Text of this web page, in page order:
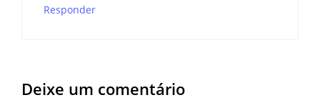
Responder
Deixe um comentário